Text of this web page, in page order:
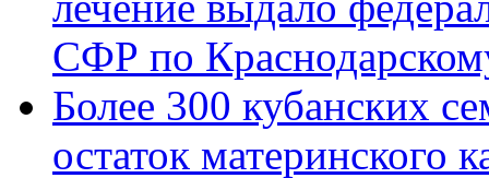
СФР по
Более 300 кубанских
остаток материнского